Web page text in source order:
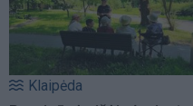
Klaipėda